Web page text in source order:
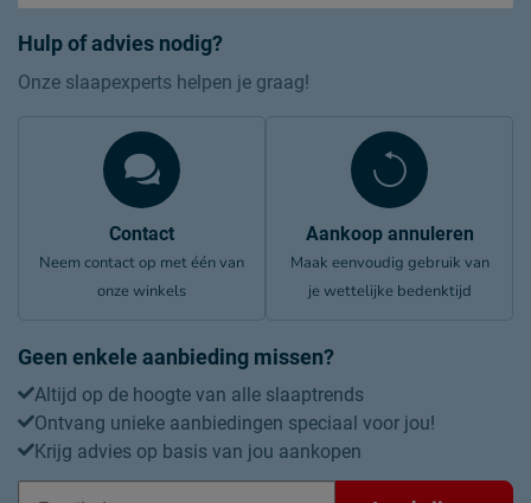
Hulp of advies nodig?
Onze slaapexperts helpen je graag!
Contact
Neem contact op met één van
onze winkels
Aankoop annuleren
Maak eenvoudig gebruik van
je wettelijke bedenktijd
Geen enkele aanbieding missen?
Altijd op de hoogte van alle slaaptrends
Ontvang unieke aanbiedingen speciaal voor jou!
Krijg advies op basis van jou aankopen